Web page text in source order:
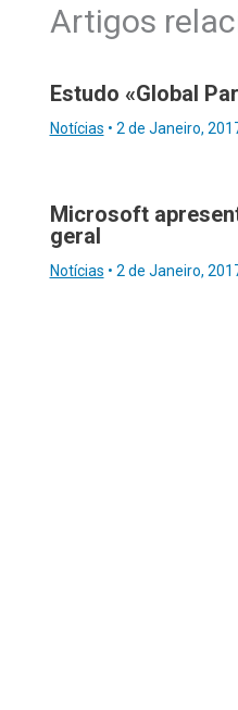
Artigos
Estudo «Global
Notícias • 2 de Janeiro,
Microsoft
geral
Notícias • 2 de Janeiro,